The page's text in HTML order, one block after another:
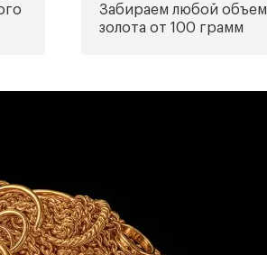
Забираем любой объем
золота от 100 грамм